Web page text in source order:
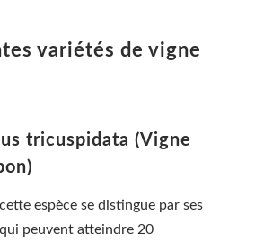
variétés de vigne
tricuspidata (Vigne
espèce se distingue par ses
qui peuvent atteindre 20